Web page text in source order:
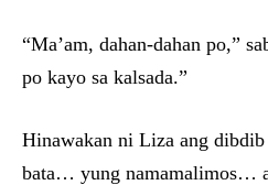
“Ma’am, dahan-dahan po,”
po kayo sa kalsada.”
Hinawakan ni Liza ang
bata… yung namamalimos…